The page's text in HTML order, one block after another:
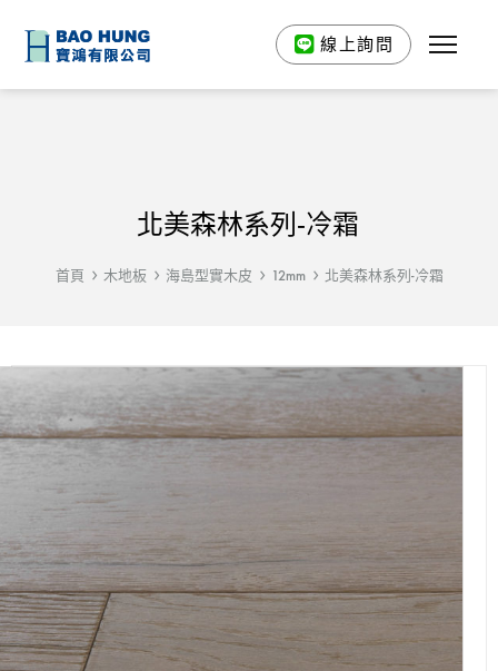
線上詢問
北美森林系列-冷霜
首頁 木地板 海島型實木皮 12mm 北美森林系列-冷霜